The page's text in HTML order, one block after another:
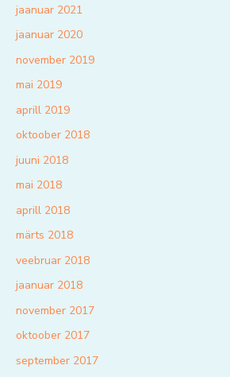
jaanuar 2021
jaanuar 2020
november 2019
mai 2019
aprill 2019
oktoober 2018
juuni 2018
mai 2018
aprill 2018
märts 2018
veebruar 2018
jaanuar 2018
november 2017
oktoober 2017
september 2017